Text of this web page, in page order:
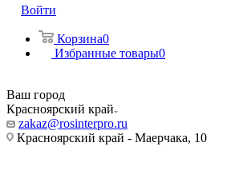
Войти
Корзина0
Избранные товары0
Ваш город
Красноярский край
zakaz@rosinterpro.ru
Красноярский край - Маерчака, 10